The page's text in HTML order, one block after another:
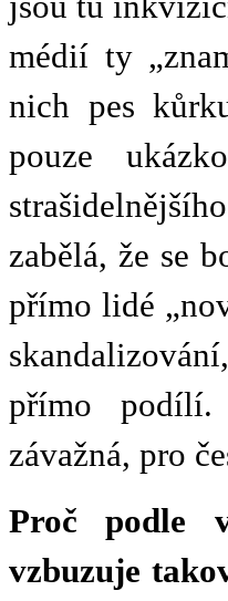
médií ty
nich pes
pouze
zabělá, že se
přímo lidé
přímo podílí.
závažná, pro
Proč podle
vzbuzuje